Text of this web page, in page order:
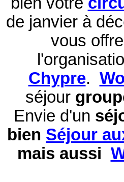
de janvier à
vous offre
Chypre.
séjour
Envie d'un
bien Séjour
mais aussi